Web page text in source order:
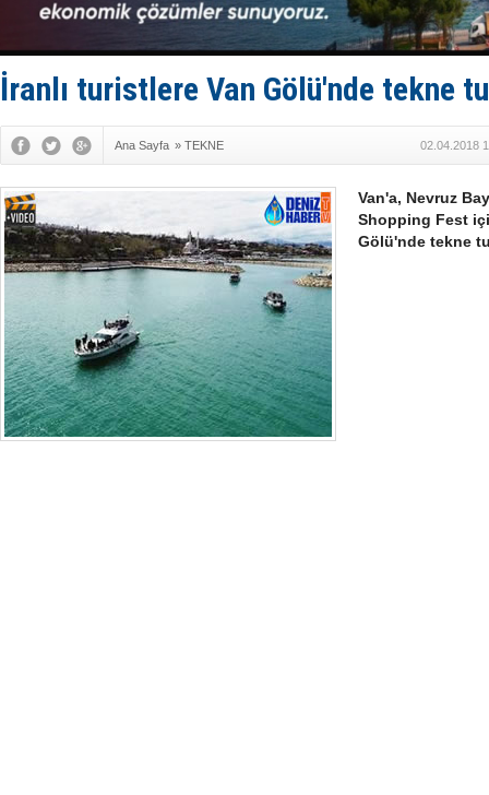
Gemi
Makine
Dron
İranlı turistlere Van Gölü'nde tekne
Ana Sayfa » TEKNE 02.04.2018
Van'a, Nevruz
Shopping Fest
Gölü'nde tekne